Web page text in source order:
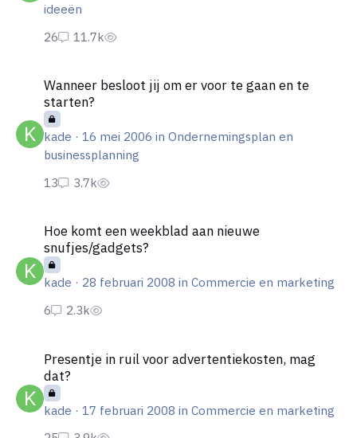
ideeën
Wanneer besloot jij om er voor te gaan en te
starten?
kade · 16 mei 2006 in Ondernemingsplan en
businessplanning
Hoe komt een weekblad aan nieuwe
snufjes/gadgets?
kade · 28 februari 2008 in Commercie en marketing
Presentje in ruil voor advertentiekosten, mag
dat?
kade · 17 februari 2008 in Commercie en marketing